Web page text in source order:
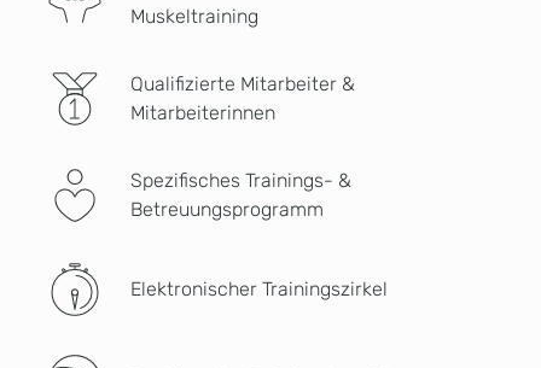
Muskeltraining
Qualifizierte Mitarbeiter &
Mitarbeiterinnen
Spezifisches Trainings- &
Betreuungsprogramm
Elektronischer Trainingszirkel